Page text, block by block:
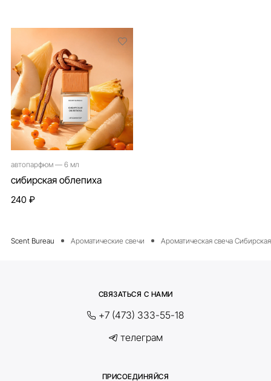
автопарфюм — 6 мл
сибирская облепиха
240 ₽
Ароматические свечи Ароматическая свеча
СВЯЗАТЬСЯ С НАМИ
+7 (473) 333-55-18
телеграм
ПРИСОЕДИНЯЙСЯ